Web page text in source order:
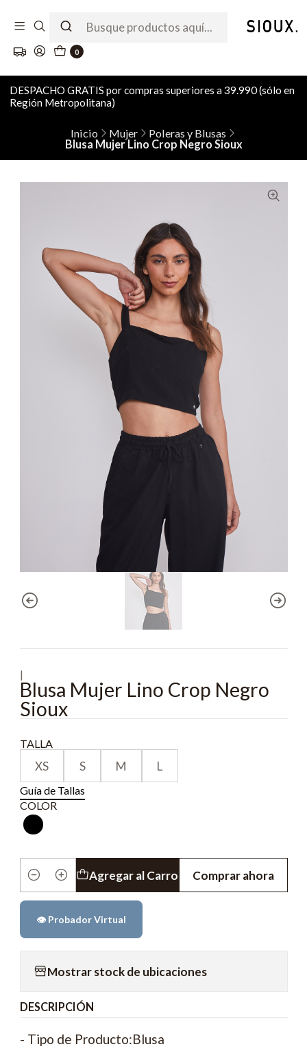
0
DESPACHO GRATIS por compras superiores a 39.990 (sólo en
Región Metropolitana)
Inicio Mujer
Poleras y Blusas
Blusa Mujer Lino Crop Negro Sioux
|
Blusa Mujer Lino Crop Negro
Sioux
TALLA
XS S M L
Guía de Tallas
COLOR
Cantidad
Agregar al Carro Comprar ahora
👁️ Probador Virtual
Mostrar stock de ubicaciones
DESCRIPCIÓN
- Tipo de Producto:Blusa